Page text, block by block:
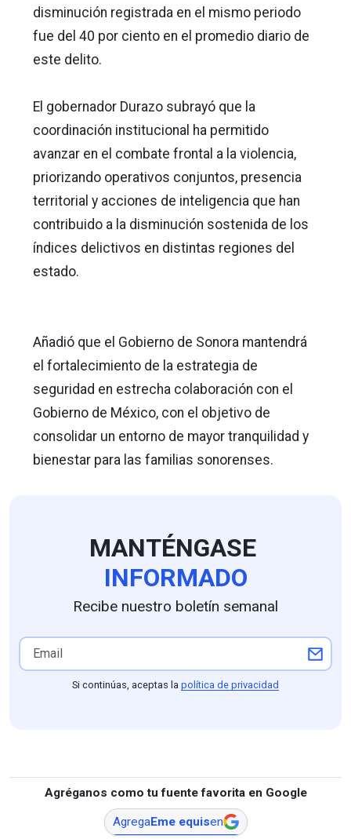
disminución registrada en el mismo periodo
fue del 40 por ciento en el promedio diario de
este delito.
El gobernador Durazo subrayó que la
coordinación institucional ha permitido
avanzar en el combate frontal a la violencia,
priorizando operativos conjuntos, presencia
territorial y acciones de inteligencia que han
contribuido a la disminución sostenida de los
índices delictivos en distintas regiones del
estado.
Añadió que el Gobierno de Sonora mantendrá
el fortalecimiento de la estrategia de
seguridad en estrecha colaboración con el
Gobierno de México, con el objetivo de
consolidar un entorno de mayor tranquilidad y
bienestar para las familias sonorenses.
MANTÉNGASE
INFORMADO
Recibe nuestro boletín semanal
Si continúas, aceptas la política de privacidad
Agréganos como tu fuente favorita en Google
AgregaEme equisen